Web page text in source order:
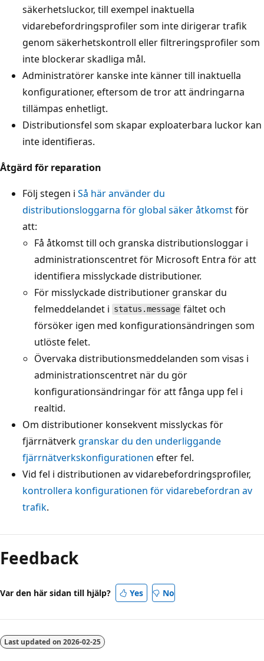
säkerhetsluckor, till exempel inaktuella
vidarebefordringsprofiler som inte dirigerar trafik
genom säkerhetskontroll eller filtreringsprofiler som
inte blockerar skadliga mål.
Administratörer kanske inte känner till inaktuella
konfigurationer, eftersom de tror att ändringarna
tillämpas enhetligt.
Distributionsfel som skapar exploaterbara luckor kan
inte identifieras.
Åtgärd för reparation
Följ stegen i Så här använder du
distributionsloggarna för global säker åtkomstför
att:
Få åtkomst till och granska distributionsloggar i
administrationscentret för Microsoft Entra för att
identifiera misslyckade distributioner.
För misslyckade distributioner granskar du
felmeddelandet i status.message fältet och
försöker igen med konfigurationsändringen som
utlöste felet.
Övervaka distributionsmeddelanden som visas i
administrationscentret när du gör
konfigurationsändringar för att fånga upp fel i
realtid.
Om distributioner konsekvent misslyckas för
fjärrnätverkgranskar du den underliggande
fjärrnätverkskonfigurationen efter fel.
Vid fel i distributionen av vidarebefordringsprofiler,
kontrollera konfigurationen för vidarebefordran av
trafik.
Feedback
Var den här sidan till hjälp? Yes No
Last updated on 2026-02-25